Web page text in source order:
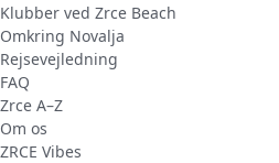
Klubber ved Zrce Beach
Omkring Novalja
Rejsevejledning
FAQ
Zrce A–Z
Om os
ZRCE Vibes